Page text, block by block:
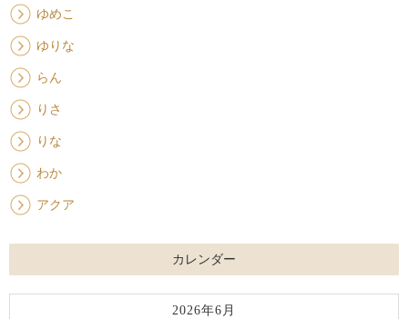
ゆめこ
ゆりな
らん
りさ
りな
わか
アクア
カレンダー
2026年6月